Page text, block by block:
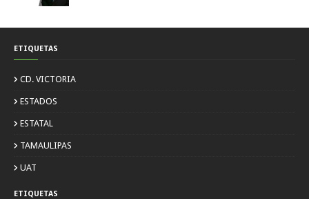
ETIQUETAS
CD. VICTORIA
ESTADOS
ESTATAL
TAMAULIPAS
UAT
ETIQUETAS